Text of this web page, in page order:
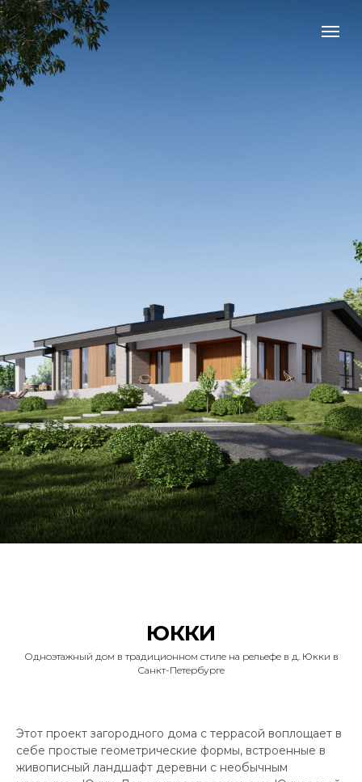
ЮККИ
Одноэтажный дом в традиционном стиле на рельефе в д. Юкки в
Санкт-Петербурге
Этот проект загородного дома с террасой воплощает в
себе простые геометрические формы, встроенные в
живописный ландшафт деревни с необычным